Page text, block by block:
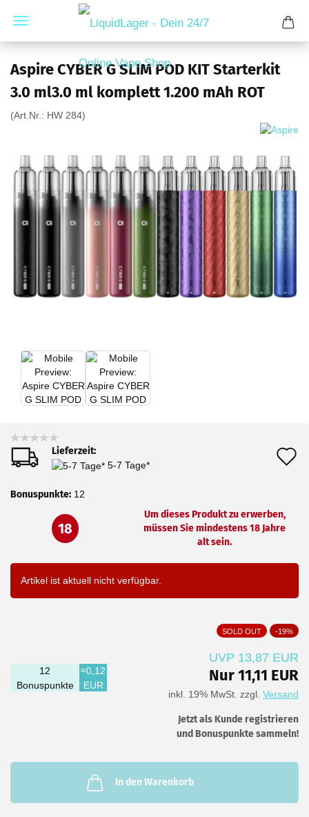
Aspire CYBER G SLIM POD KIT Starterkit
3.0 ml3.0 ml komplett 1.200 mAh ROT
(Art.Nr.: HW 284)
Lieferzeit:
5-7 Tage*
Bonuspunkte: 12
18
Um dieses Produkt zu erwerben,
müssen Sie mindestens 18 Jahre
alt sein.
Artikel ist aktuell nicht verfügbar.
SOLD OUT -19%
UVP 13,87 EUR
Nur 11,11 EUR
inkl. 19% MwSt. zzgl. Versand
12
Bonuspunkte
≈0,12
EUR
Jetzt als Kunde registrieren
und Bonuspunkte sammeln!
In den Warenkorb